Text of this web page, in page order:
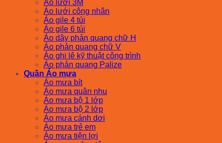
Áo lưới 3M
Áo lưới công nhân
Áo gile 4 túi
Áo gile 6 túi
Áo dây phản quang chữ H
Áo phản quang chữ V
Áo ghi lê kỹ thuật công trình
Áo phản quang Palize
Quần Áo mưa
Áo mưa bít
Áo mưa quân nhu
Áo mưa bộ 1 lớp
Áo mưa bộ 2 lớp
Áo mưa cánh dơi
Áo mưa trẻ em
Áo mưa tiện lợi